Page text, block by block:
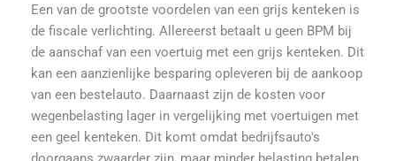
Een van de grootste voordelen van een grijs kenteken is
de fiscale verlichting. Allereerst betaalt u geen BPM bij
de aanschaf van een voertuig met een grijs kenteken. Dit
kan een aanzienlijke besparing opleveren bij de aankoop
van een bestelauto. Daarnaast zijn de kosten voor
wegenbelasting lager in vergelijking met voertuigen met
een geel kenteken. Dit komt omdat bedrijfsauto's